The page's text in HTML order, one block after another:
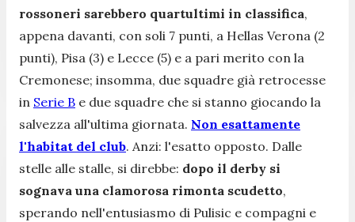
rossoneri sarebbero quartultimi in classifica,
appena davanti, con soli 7 punti, a Hellas Verona (2
punti), Pisa (3) e Lecce (5) e a pari merito con la
Cremonese; insomma, due squadre già retrocesse
in Serie B e due squadre che si stanno giocando la
salvezza all'ultima giornata. Non esattamente
l'habitat del club. Anzi: l'esatto opposto. Dalle
stelle alle stalle, si direbbe: dopo il derby si
sognava una clamorosa rimonta scudetto,
sperando nell'entusiasmo di Pulisic e compagni e